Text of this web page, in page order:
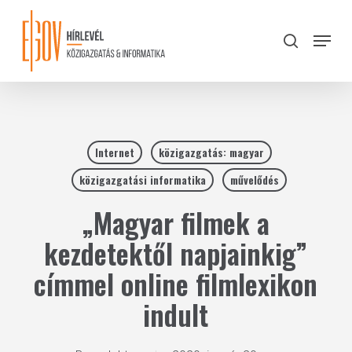
content
search
Menu
Internet
közigazgatás: magyar
közigazgatási informatika
művelődés
„Magyar filmek a
kezdetektől napjainkig”
címmel online filmlexikon
indult
Close